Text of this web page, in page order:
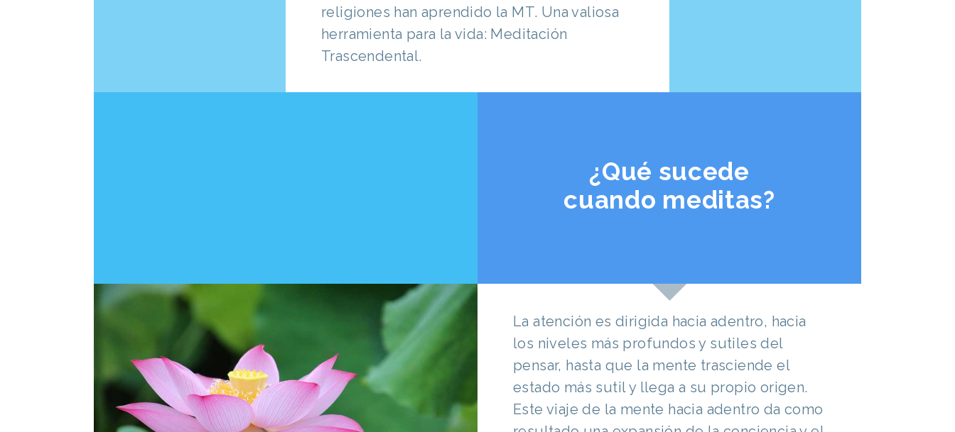
religiones han aprendido la MT. Una valiosa
herramienta para la vida: Meditación
Trascendental.
¿Qué sucede
cuando meditas?
La atención es dirigida hacia adentro, hacia
los niveles más profundos y sutiles del
pensar, hasta que la mente trasciende el
estado más sutil y llega a su propio origen.
Este viaje de la mente hacia adentro da como